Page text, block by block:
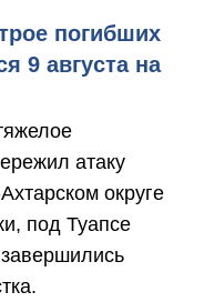
погибших
9 августа на
атаку
округе
под Туапсе